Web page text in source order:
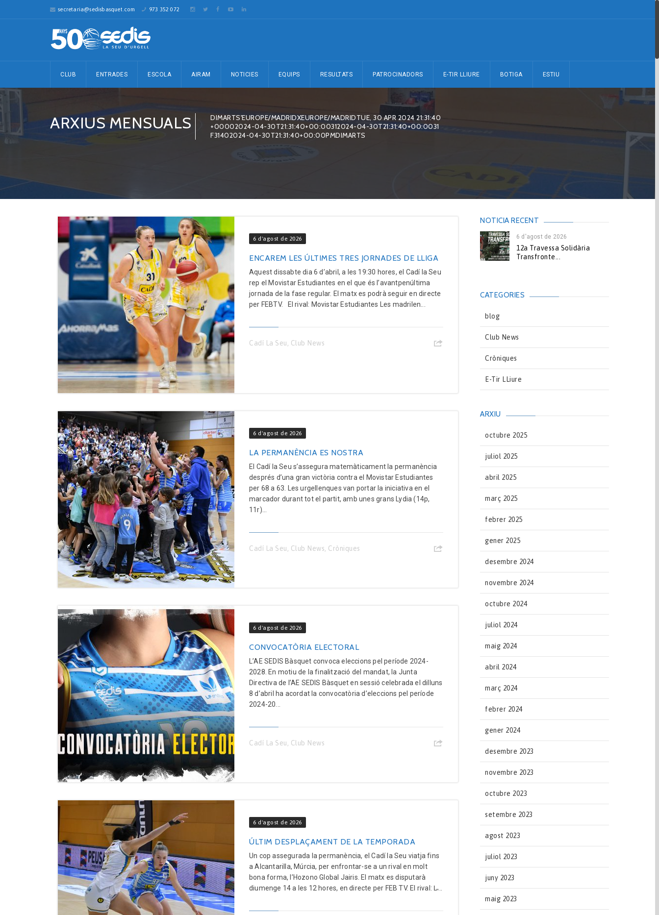
secretaria@sedisbasquet.com 973 352 072
CLUB ENTRADES ESCOLA AIRAM NOTICIES EQUIPS RESULTATS PATROCINADORS E-TIR LLIURE BOTIGA ESTIU
ARXIUS MENSUALS
DIMARTS'EUROPE/MADRIDXEUROPE/MADRIDTUE, 30 APR 2024 21:31:40
+00002024-04-30T21:31:40+00:00312024-04-30T21:31:40+00:0031
F31402024-04-30T21:31:40+00:00PMDIMARTS
6 d'agost de 2026
ENCAREM LES ÚLTIMES TRES JORNADES DE LLIGA
Aquest dissabte dia 6 d’abril, a les 19:30 hores, el Cadí la Seu
rep el Movistar Estudiantes en el que és l’avantpenúltima
jornada de la fase regular. El matx es podrà seguir en directe
per FEBTV. El rival: Movistar Estudiantes Les madrilen...
Cadí La Seu Club News
6 d'agost de 2026
LA PERMANÈNCIA ES NOSTRA
El Cadí la Seu s’assegura matemàticament la permanència
després d’una gran victòria contra el Movistar Estudiantes
per 68 a 63. Les urgellenques van portar la iniciativa en el
marcador durant tot el partit, amb unes grans Lydia (14p,
11r)...
Cadí La Seu Club News Cròniques
6 d'agost de 2026
CONVOCATÒRIA ELECTORAL
L’AE SEDIS Bàsquet convoca eleccions pel període 2024-
2028. En motiu de la finalització del mandat, la Junta
Directiva de l’AE SEDIS Bàsquet en sessió celebrada el dilluns
8 d’abril ha acordat la convocatòria d’eleccions pel període
2024-20...
Cadí La Seu Club News
6 d'agost de 2026
ÚLTIM DESPLAÇAMENT DE LA TEMPORADA
Un cop assegurada la permanència, el Cadí la Seu viatja fins
a Alcantarilla, Múrcia, per enfrontar-se a un rival en molt
bona forma, l’Hozono Global Jairis. El matx es disputarà
diumenge 14 a les 12 hores, en directe per FEB TV. El rival: L̵...
NOTICIA RECENT
6 d'agost de 2026
12a Travessa Solidària
Transfronte...
CATEGORIES
blog
Club News
Cròniques
E-Tir LLiure
ARXIU
octubre 2025
juliol 2025
abril 2025
març 2025
febrer 2025
gener 2025
desembre 2024
novembre 2024
octubre 2024
juliol 2024
maig 2024
abril 2024
març 2024
febrer 2024
gener 2024
desembre 2023
novembre 2023
octubre 2023
setembre 2023
agost 2023
juliol 2023
juny 2023
maig 2023